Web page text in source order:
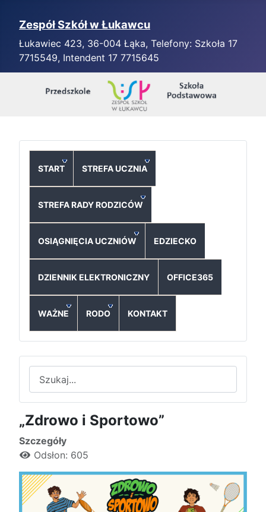
Zespół Szkół w Łukawcu
Łukawiec 423, 36-004 Łąka, Telefony: Szkoła 17
7715549, Intendent 17 7715645
START STREFA UCZNIA
STREFA RADY RODZICÓW
OSIĄGNIĘCIA UCZNIÓW EDZIECKO
DZIENNIK ELEKTRONICZNY OFFICE365
WAŻNE RODO KONTAKT
„Zdrowo i Sportowo”
Szczegóły
Odsłon: 605